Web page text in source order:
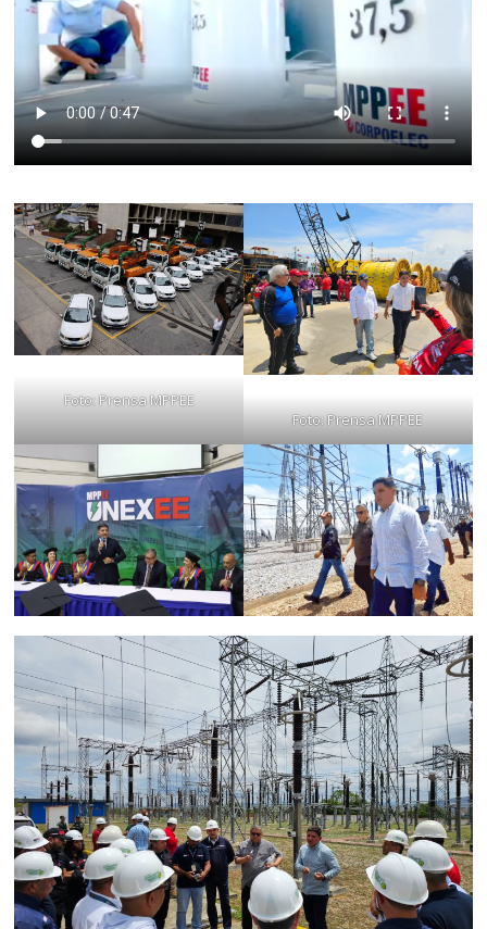
Foto: Prensa MPPEE
Foto: Prensa MPPEE